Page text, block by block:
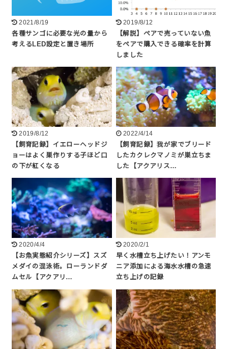
2021/8/19
各種サンゴに必要な光の量から
考えるLED設定と置き場所
2019/8/12
【解説】ペアで売っていない魚
をペアで購入できる確率を計算
しました
2019/8/12
【飼育記録】イエローヘッドジ
ョーはよく巣作りする子ほど口
の下が紅くなる
2022/4/14
【飼育記録】我が家でブリード
したカクレクマノミが巣立ちま
した【アクアリス…
2020/4/4
【お魚実態紹介シリーズ】スズ
メダイの混泳術。ローランドダ
ムセル【アクアリ…
2020/2/1
早く水槽立ち上げたい！アンモ
ニア添加による海水水槽の急速
立ち上げの記録